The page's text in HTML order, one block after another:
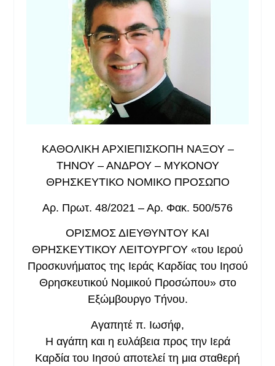
ΚΑΘΟΛΙΚΗ ΑΡΧΙΕΠΙΣΚΟΠΗ ΝΑΞΟΥ –
ΤΗΝΟΥ – ΑΝΔΡΟΥ – ΜΥΚΟΝΟΥ
ΘΡΗΣΚΕΥΤΙΚΟ ΝΟΜΙΚΟ ΠΡΟΣΩΠΟ
Αρ. Πρωτ. 48/2021 – Αρ. Φακ. 500/576
ΟΡΙΣΜΟΣ ΔΙΕΥΘΥΝΤΟΥ ΚΑΙ
ΘΡΗΣΚΕΥΤΙΚΟΥ ΛΕΙΤΟΥΡΓΟΥ «του Ιερού
Προσκυνήματος της Ιεράς Καρδίας του Ιησού
Θρησκευτικού Νομικού Προσώπου» στο
Εξώμβουργο Τήνου.
Αγαπητέ π. Ιωσήφ,
Η αγάπη και η ευλάβεια προς την Ιερά
Καρδία του Ιησού αποτελεί τη μια σταθερή